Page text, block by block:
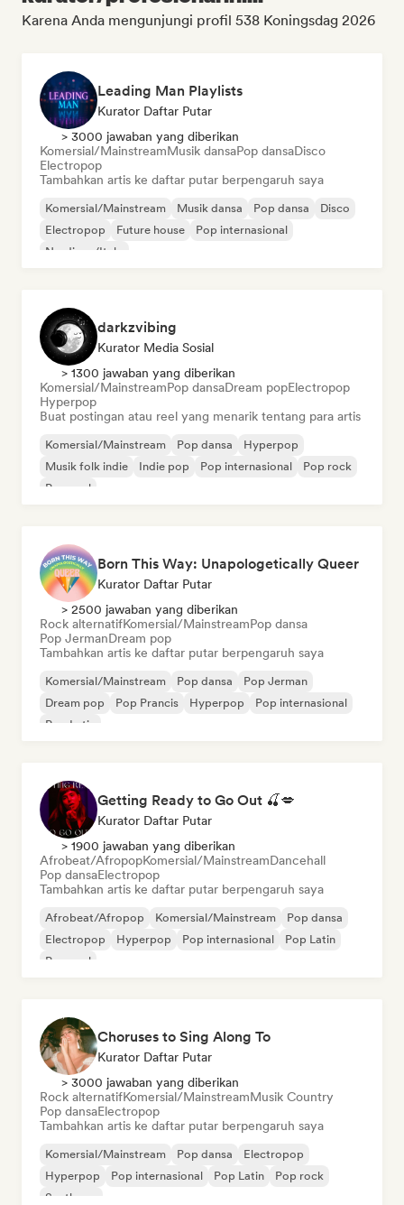
Karena Anda mengunjungi profil 538 Koningsdag 2026
Leading Man Playlists
Kurator Daftar Putar
> 3000 jawaban yang diberikan
Komersial/MainstreamMusik dansaPop dansaDisco
Electropop
Tambahkan artis ke daftar putar berpengaruh saya
Komersial/Mainstream Musik dansa Pop dansa
Disco
Electropop
Future house
Pop internasional
Nu-disco/Italo
darkzvibing
Kurator Media Sosial
> 1300 jawaban yang diberikan
Komersial/MainstreamPop dansaDream popElectropop
Hyperpop
Buat postingan atau reel yang menarik tentang para artis
Komersial/Mainstream Pop dansa
Hyperpop
Musik folk indie
Indie pop Pop internasional
Pop rock
Pop soul
Born This Way: Unapologetically Queer
Kurator Daftar Putar
> 2500 jawaban yang diberikan
Rock alternatifKomersial/MainstreamPop dansa
Pop JermanDream pop
Tambahkan artis ke daftar putar berpengaruh saya
Komersial/Mainstream Pop dansa
Pop Jerman
Dream pop
Pop Prancis Hyperpop
Pop internasional
Pop Latin
Getting Ready to Go Out 🍒💋
Kurator Daftar Putar
> 1900 jawaban yang diberikan
Afrobeat/AfropopKomersial/MainstreamDancehall
Pop dansaElectropop
Tambahkan artis ke daftar putar berpengaruh saya
Afrobeat/Afropop Komersial/Mainstream
Pop dansa
Electropop
Hyperpop Pop internasional
Pop Latin
Pop soul
Choruses to Sing Along To
Kurator Daftar Putar
> 3000 jawaban yang diberikan
Rock alternatifKomersial/MainstreamMusik Country
Pop dansaElectropop
Tambahkan artis ke daftar putar berpengaruh saya
Komersial/Mainstream Pop dansa
Electropop
Hyperpop
Pop internasional Pop Latin
Pop rock
Synthpop